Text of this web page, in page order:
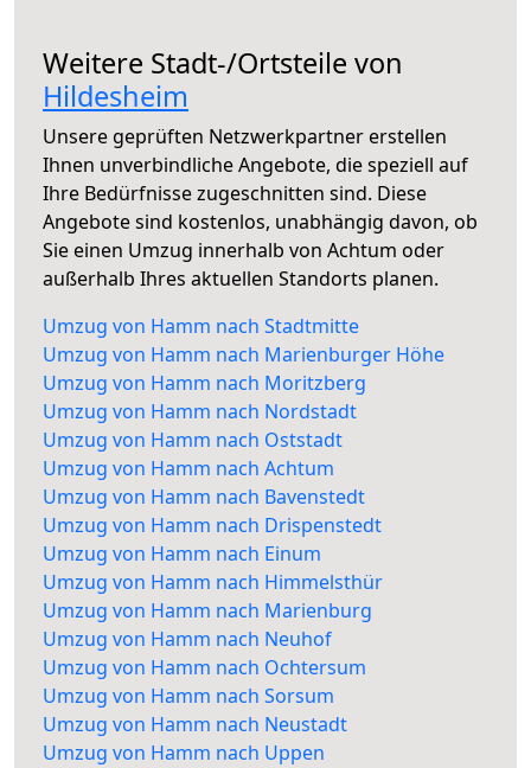
Weitere Stadt-/Ortsteile von
Hildesheim
Unsere geprüften Netzwerkpartner erstellen
Ihnen unverbindliche Angebote, die speziell auf
Ihre Bedürfnisse zugeschnitten sind. Diese
Angebote sind kostenlos, unabhängig davon, ob
Sie einen Umzug innerhalb von Achtum oder
außerhalb Ihres aktuellen Standorts planen.
Umzug von Hamm nach Stadtmitte
Umzug von Hamm nach Marienburger Höhe
Umzug von Hamm nach Moritzberg
Umzug von Hamm nach Nordstadt
Umzug von Hamm nach Oststadt
Umzug von Hamm nach Achtum
Umzug von Hamm nach Bavenstedt
Umzug von Hamm nach Drispenstedt
Umzug von Hamm nach Einum
Umzug von Hamm nach Himmelsthür
Umzug von Hamm nach Marienburg
Umzug von Hamm nach Neuhof
Umzug von Hamm nach Ochtersum
Umzug von Hamm nach Sorsum
Umzug von Hamm nach Neustadt
Umzug von Hamm nach Uppen